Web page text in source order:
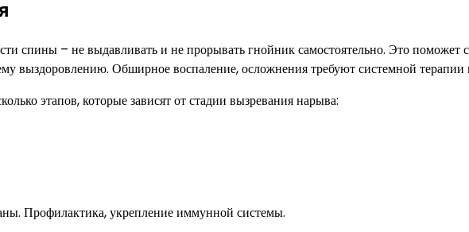
спины – не выдавливать и не прорывать гнойник самостоятельно. Это поможет
выздоровлению. Обширное воспаление, осложнения требуют системной терапии
этапов, которые зависят от стадии вызревания нарыва:
Профилактика, укрепление иммунной системы.